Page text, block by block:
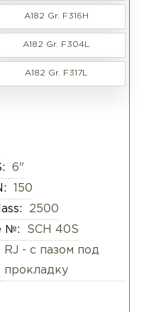
A182 Gr. F316H
A182 Gr. F304L
A182 Gr. F317L
6"
150
2500
№:
SCH 40S
RJ - с пазом под
прокладку